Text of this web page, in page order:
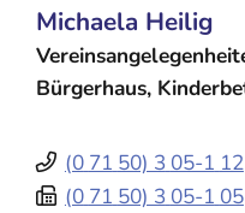
Michaela Heilig
Bürgerhaus,
(0 71 50) 3 05-1 12
(0 71 50) 3 05-1 05